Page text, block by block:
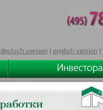
deutsch version| english version|